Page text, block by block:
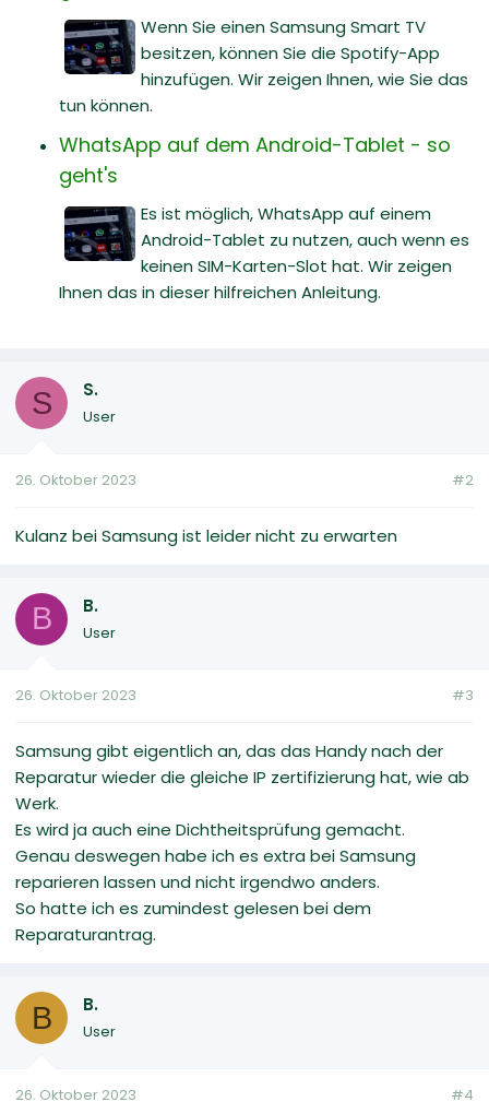
Wenn Sie einen Samsung Smart TV
besitzen, können Sie die Spotify-App
hinzufügen. Wir zeigen Ihnen, wie Sie das
tun können.
WhatsApp auf dem Android-Tablet - so
geht's
Es ist möglich, WhatsApp auf einem
Android-Tablet zu nutzen, auch wenn es
keinen SIM-Karten-Slot hat. Wir zeigen
Ihnen das in dieser hilfreichen Anleitung.
S S.
User
26. Oktober 2023 #2
Kulanz bei Samsung ist leider nicht zu erwarten
B B.
User
26. Oktober 2023 #3
Samsung gibt eigentlich an, das das Handy nach der
Reparatur wieder die gleiche IP zertifizierung hat, wie ab
Werk.
Es wird ja auch eine Dichtheitsprüfung gemacht.
Genau deswegen habe ich es extra bei Samsung
reparieren lassen und nicht irgendwo anders.
So hatte ich es zumindest gelesen bei dem
Reparaturantrag.
B B.
User
26. Oktober 2023 #4